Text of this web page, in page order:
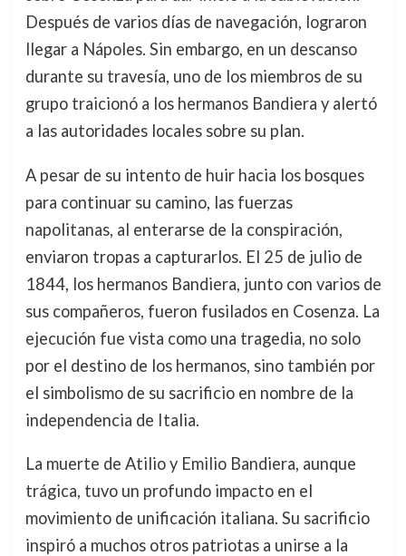
Después de varios días de navegación, lograron
llegar a Nápoles. Sin embargo, en un descanso
durante su travesía, uno de los miembros de su
grupo traicionó a los hermanos Bandiera y alertó
a las autoridades locales sobre su plan.
A pesar de su intento de huir hacia los bosques
para continuar su camino, las fuerzas
napolitanas, al enterarse de la conspiración,
enviaron tropas a capturarlos. El 25 de julio de
1844, los hermanos Bandiera, junto con varios de
sus compañeros, fueron fusilados en Cosenza. La
ejecución fue vista como una tragedia, no solo
por el destino de los hermanos, sino también por
el simbolismo de su sacrificio en nombre de la
independencia de Italia.
La muerte de Atilio y Emilio Bandiera, aunque
trágica, tuvo un profundo impacto en el
movimiento de unificación italiana. Su sacrificio
inspiró a muchos otros patriotas a unirse a la